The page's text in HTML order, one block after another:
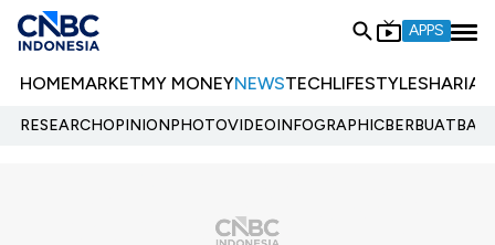
APPS
HOMEMARKETMY MONEYNEWSTECHLIFESTYLESHARIA
RESEARCHOPINIONPHOTOVIDEOINFOGRAPHIC